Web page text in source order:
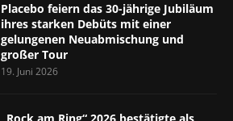
Placebo feiern das 30-jährige Jubiläum
ihres starken Debüts mit einer
gelungenen Neuabmischung und
großer Tour
19. Juni 2026